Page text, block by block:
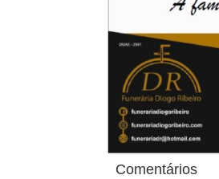
Comentários